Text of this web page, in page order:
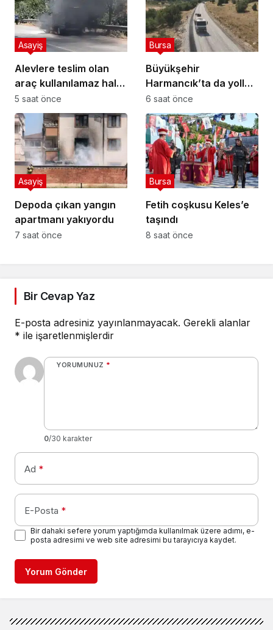
Alevlere teslim olan
araç kullanılamaz hale
geldi
Asayiş
5 saat önce
Büyükşehir
Harmancık’ta da yolları
yeniliyor
Bursa
6 saat önce
Depoda çıkan yangın
apartmanı yakıyordu
Asayiş
7 saat önce
Fetih coşkusu Keles’e
taşındı
Bursa
8 saat önce
Bir Cevap Yaz
E-posta adresiniz yayınlanmayacak. Gerekli alanlar
* ile işaretlenmişlerdir
YORUMUNUZ *
0/30 karakter
Ad *
E-Posta *
Bir dahaki sefere yorum yaptığımda kullanılmak üzere adımı, e-
posta adresimi ve web site adresimi bu tarayıcıya kaydet.
Yorum Gönder